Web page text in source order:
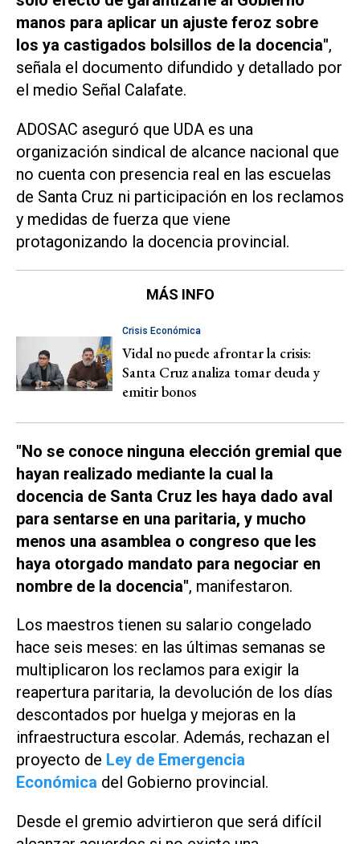
manos para aplicar un ajuste feroz sobre
los ya castigados bolsillos de la docencia",
señala el documento difundido y detallado por
el medio Señal Calafate.
ADOSAC aseguró que UDA es una
organización sindical de alcance nacional que
no cuenta con presencia real en las escuelas
de Santa Cruz ni participación en los reclamos
y medidas de fuerza que viene
protagonizando la docencia provincial.
MÁS INFO
Crisis Económica
Vidal no puede afrontar la crisis:
Santa Cruz analiza tomar deuda y
emitir bonos
"No se conoce ninguna elección gremial que
hayan realizado mediante la cual la
docencia de Santa Cruz les haya dado aval
para sentarse en una paritaria, y mucho
menos una asamblea o congreso que les
haya otorgado mandato para negociar en
nombre de la docencia", manifestaron.
Los maestros tienen su salario congelado
hace seis meses: en las últimas semanas se
multiplicaron los reclamos para exigir la
reapertura paritaria, la devolución de los días
descontados por huelga y mejoras en la
infraestructura escolar. Además, rechazan el
proyecto de Ley de Emergencia
Económica del Gobierno provincial.
Desde el gremio advirtieron que será difícil